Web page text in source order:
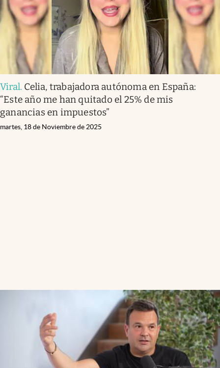
Viral. Celia, trabajadora autónoma en España:
“Este año me han quitado el 25% de mis
ganancias en impuestos”
martes, 18 de Noviembre de 2025